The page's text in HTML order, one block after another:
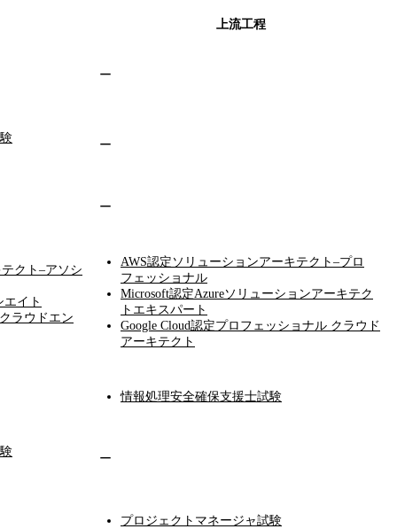
上流工程
ー
ー
ー
クト–アソシ
エイト
ラウドエン
AWS認定ソリューションアーキテクト–プロ
フェッショナル
Microsoft認定Azureソリューションアーキテク
トエキスパート
Google Cloud認定プロフェッショナル クラウド
アーキテクト
情報処理安全確保支援士試験
ー
プロジェクトマネージャ試験